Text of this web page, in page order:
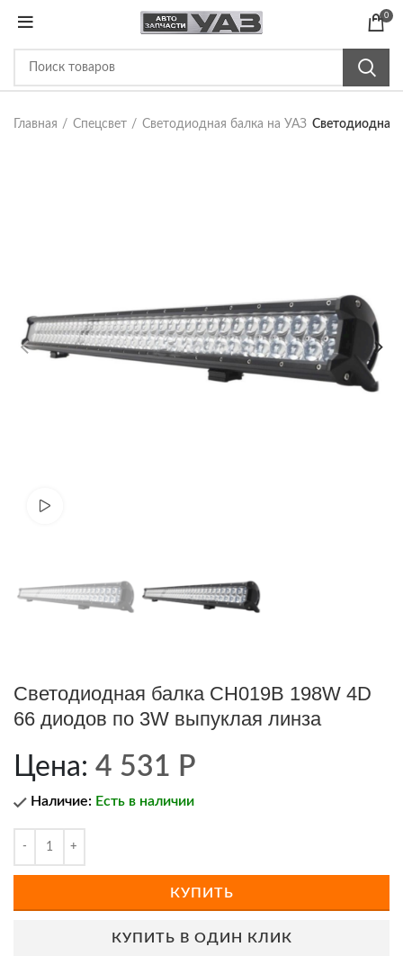
0
Главная Спецсвет Светодиодная балка на УАЗ Светодиодная
Светодиодная балка CH019B 198W 4D
66 диодов по 3W выпуклая линза
Цена: 4 531 Р
Наличие: Есть в наличии
КУПИТЬ
КУПИТЬ В ОДИН КЛИК